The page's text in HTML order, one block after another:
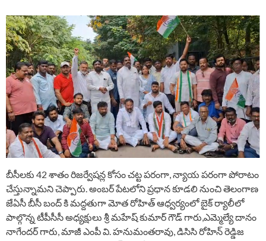
బీసీలకు 42 శాతం రిజర్వేషన్ల కోసం చట్ట పరంగా, న్యాయ పరంగా పోరాటం
చేస్తున్నామని చెప్పారు. అంబర్ పేటలోని ప్రధాన కూడలి నుంచి తెలంగాణ
జేఏసీ బీసీ బంద్ కి మద్దతుగా మోత రోహిత్ ఆధ్వర్యంలో బైక్ ర్యాలీలో
పాల్గొన్న టీపీసీసీ అధ్యక్షులు శ్రీ మహేష్ కుమార్ గౌడ్ గారు,ఎమ్మెల్యే దానం
నాగేందర్ గారు, మాజీ ఎంపీ వి. హనుమంతరావు, డిసిసి రోహిన్ రెడ్డిజ